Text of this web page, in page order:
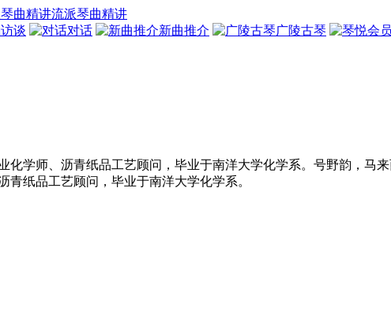
流派琴曲精讲
谈 对话 新曲推介 广陵古琴
化学师、沥青纸品工艺顾问，毕业于南洋大学化学系。号野韵，马
青纸品工艺顾问，毕业于南洋大学化学系。